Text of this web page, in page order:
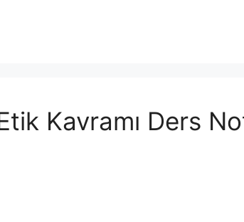
Kavramı Ders